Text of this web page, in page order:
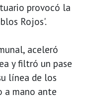
provocó la
Rojos'.
aceleró
y filtró un pase
línea de los
a mano ante